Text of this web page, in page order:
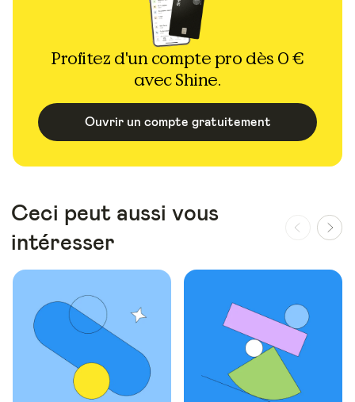
Profitez d'un compte pro dès 0 €
avec Shine.
Ouvrir un compte gratuitement
Ceci peut aussi vous
intéresser